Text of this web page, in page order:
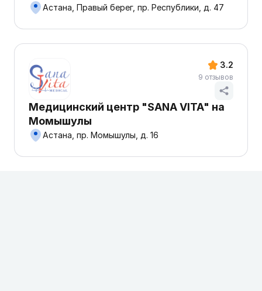
Астана, Правый берег, пр. Республики, д. 47
Медицинский центр "SANA VITA" на
Момышулы
Астана, пр. Момышулы, д. 16
3.2
9 отзывов